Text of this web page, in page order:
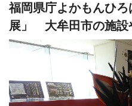
福岡県庁よかもんひ
展」 大牟田市の施設